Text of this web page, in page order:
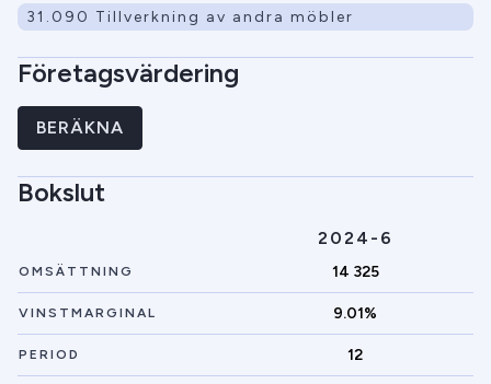
31.090 Tillverkning av andra möbler
Företagsvärdering
BERÄKNA
Bokslut
2024-6
OMSÄTTNING 14 325
VINSTMARGINAL 9.01%
PERIOD 12